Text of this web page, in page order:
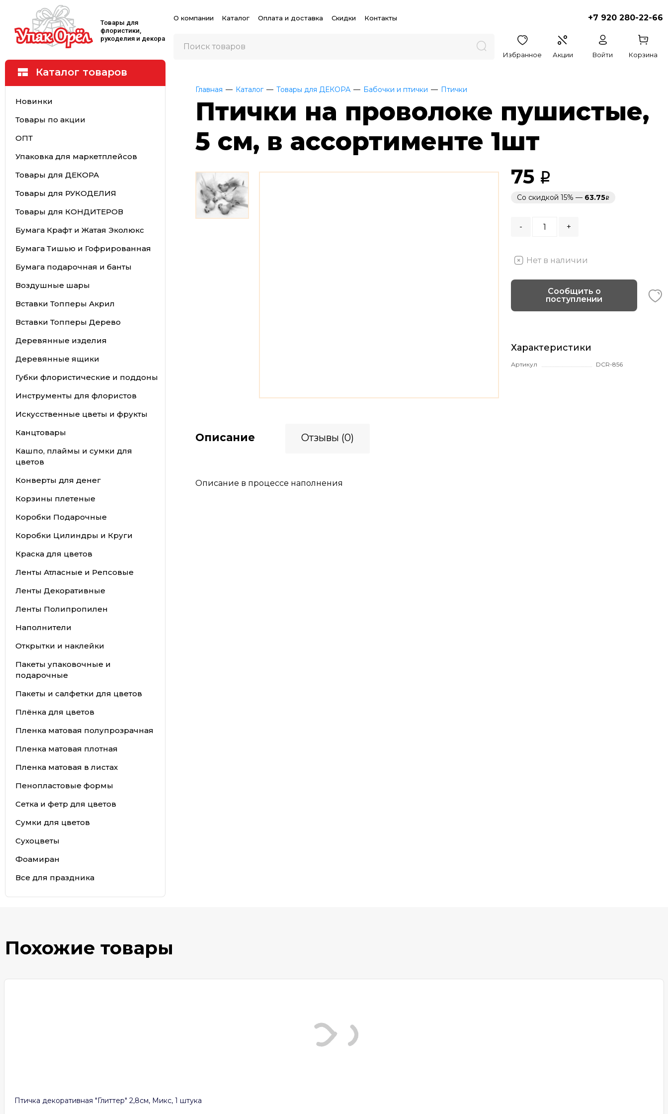
Товары для
флористики,
рукоделия и декора
О компании Каталог Оплата и доставка Скидки Контакты +7 920 280-22-66
Избранное Акции Войти Корзина
Каталог товаров
Новинки
Товары по акции
ОПТ
Упаковка для маркетплейсов
Товары для ДЕКОРА
Товары для РУКОДЕЛИЯ
Товары для КОНДИТЕРОВ
Бумага Крафт и Жатая Эколюкс
Бумага Тишью и Гофрированная
Бумага подарочная и банты
Воздушные шары
Вставки Топперы Акрил
Вставки Топперы Дерево
Деревянные изделия
Деревянные ящики
Губки флористические и поддоны
Инструменты для флористов
Искусственные цветы и фрукты
Канцтовары
Кашпо, плаймы и сумки для
цветов
Конверты для денег
Корзины плетеные
Коробки Подарочные
Коробки Цилиндры и Круги
Краска для цветов
Ленты Атласные и Репсовые
Ленты Декоративные
Ленты Полипропилен
Наполнители
Открытки и наклейки
Пакеты упаковочные и
подарочные
Пакеты и салфетки для цветов
Плёнка для цветов
Пленка матовая полупрозрачная
Пленка матовая плотная
Пленка матовая в листах
Пенопластовые формы
Сетка и фетр для цветов
Сумки для цветов
Сухоцветы
Фоамиран
Все для праздника
Главная Каталог Товары для ДЕКОРА Бабочки и птички Птички
Птички на проволоке пушистые,
5 см, в ассортименте 1шт
75
Со скидкой 15% — 63.75
- +
Нет в наличии
Сообщить о
поступлении
Характеристики
Артикул DCR-856
Описание Отзывы (0)
Описание в процессе наполнения
Похожие товары
Птичка декоративная "Глиттер" 2,8см, Микс, 1 штука